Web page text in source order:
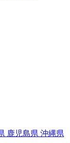
鹿児島県 沖縄県